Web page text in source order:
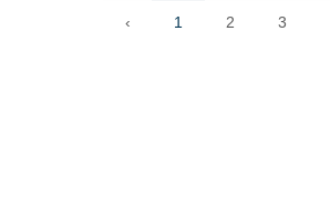
‹ 1 2 3